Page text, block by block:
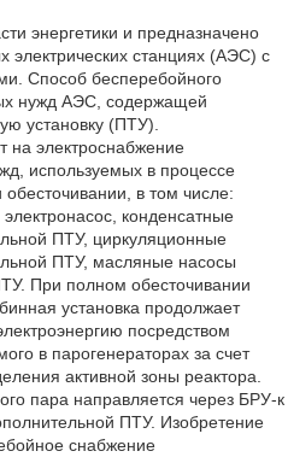
энергетики и предназначено
электрических станциях (АЭС) с
Способ бесперебойного
нужд АЭС, содержащей
установку (ПТУ).
на электроснабжение
используемых в процессе
в том числе:
конденсатные
ПТУ, циркуляционные
ПТУ, масляные насосы
При полном обесточивании
установка продолжает
посредством
в парогенераторах за счет
активной зоны реактора.
пара направляется через БРУ-к
ПТУ. Изобретение
снабжение